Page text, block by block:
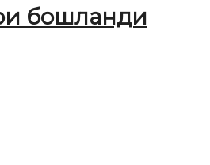
бошланди